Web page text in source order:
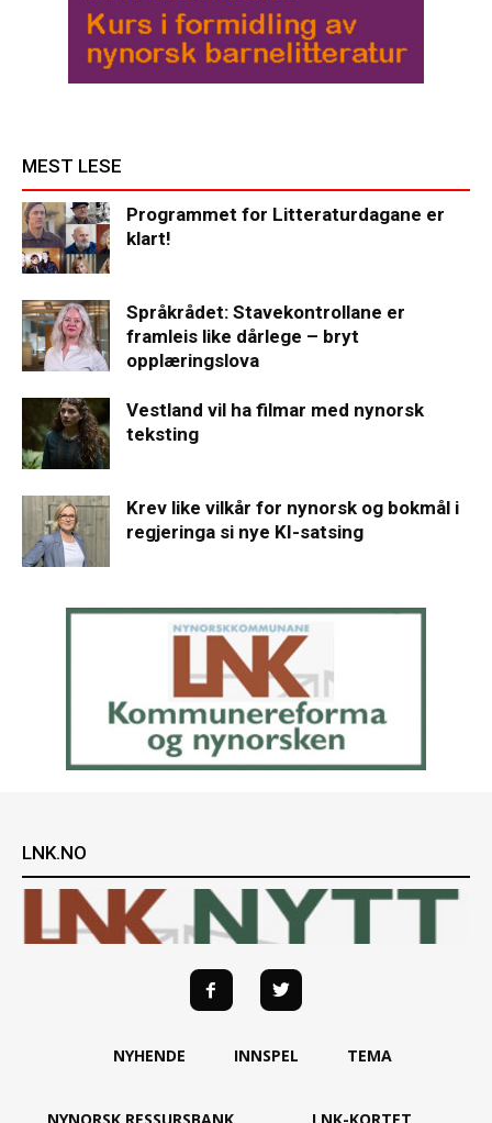
MEST LESE
Programmet for Litteraturdagane er
klart!
Språkrådet: Stavekontrollane er
framleis like dårlege – bryt
opplæringslova
Vestland vil ha filmar med nynorsk
teksting
Krev like vilkår for nynorsk og bokmål i
regjeringa si nye KI-satsing
LNK.NO
NYHENDE INNSPEL TEMA